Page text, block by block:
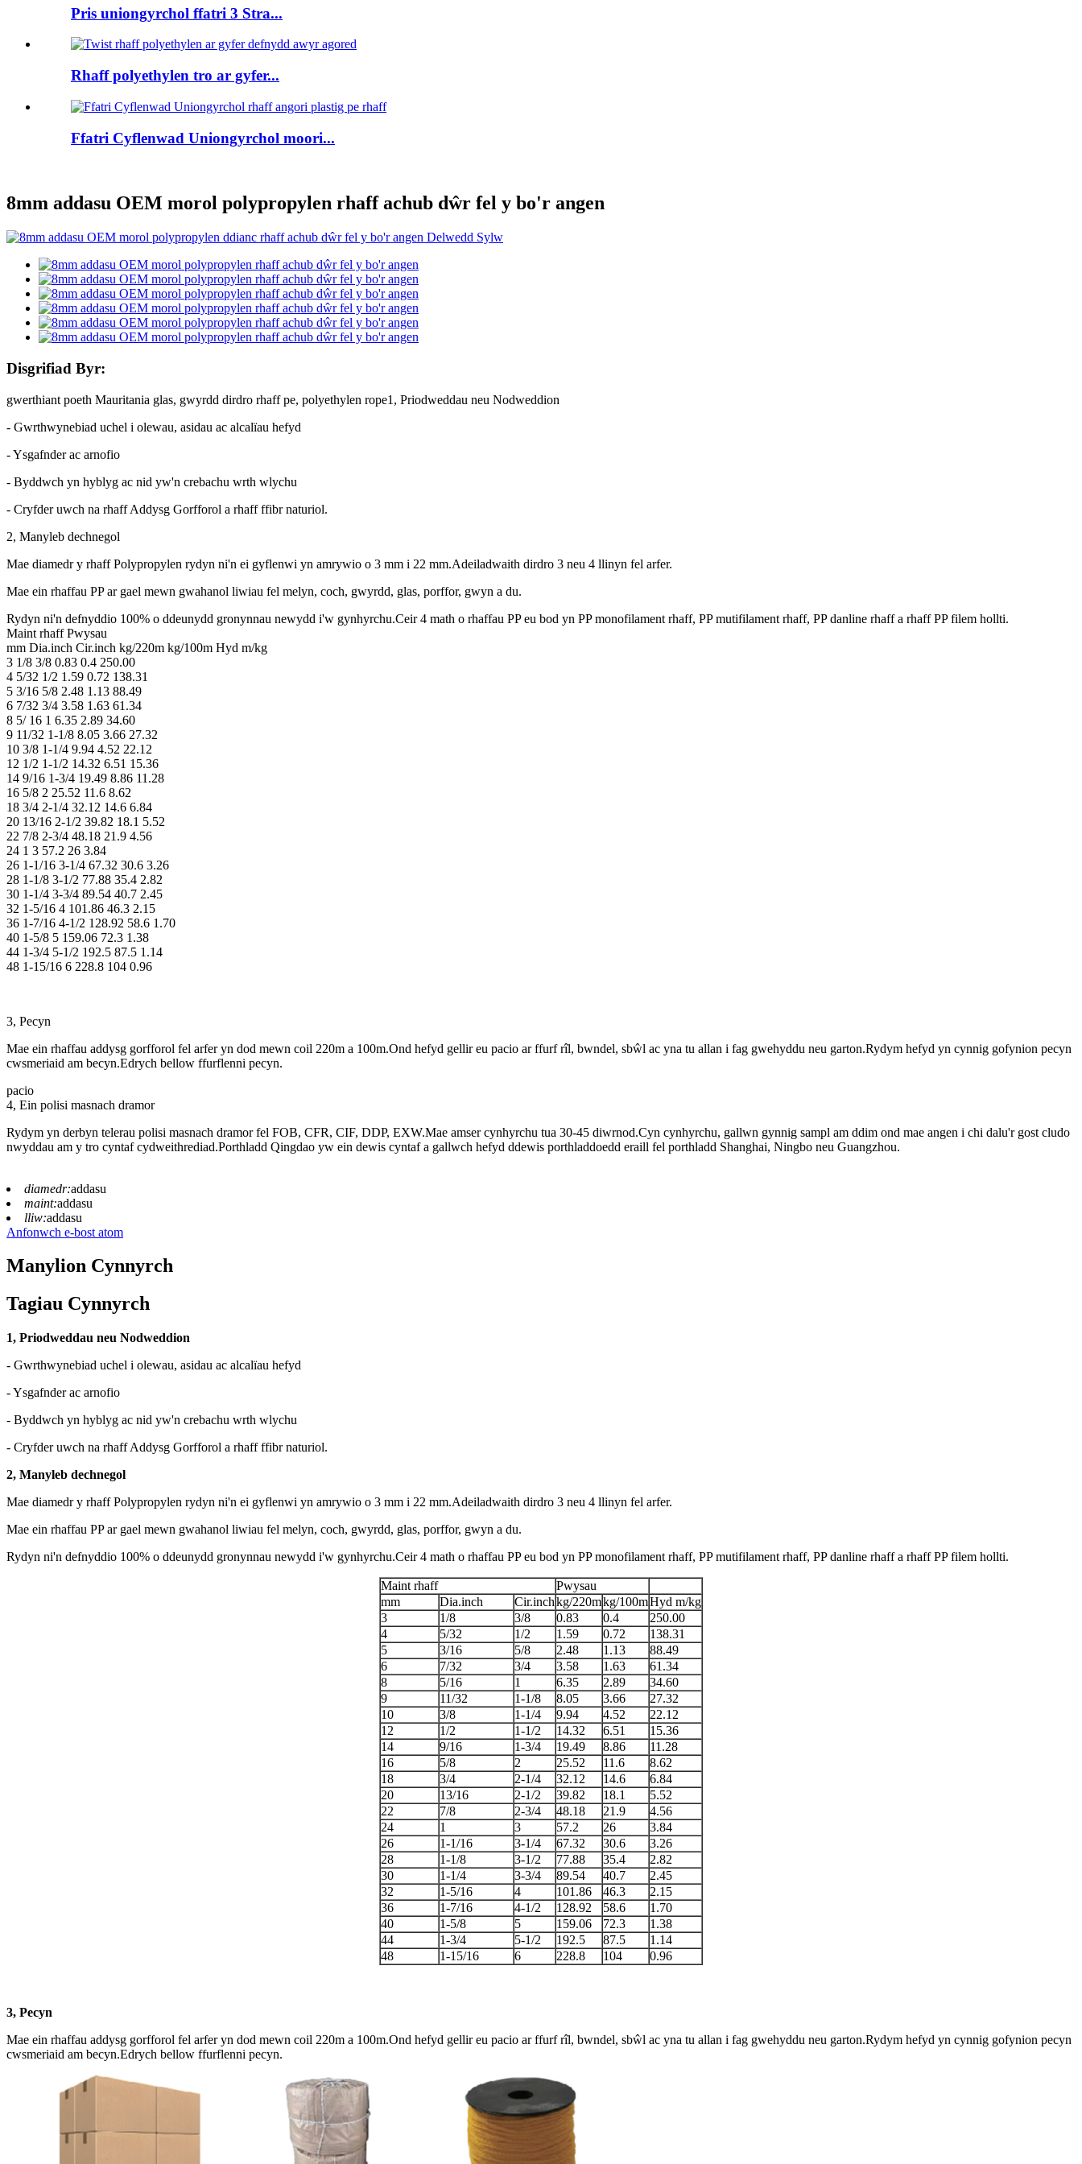
Pris uniongyrchol ffatri 3 Stra...
Rhaff polyethylen tro ar gyfer...
Ffatri Cyflenwad Uniongyrchol moori...
8mm addasu OEM morol polypropylen rhaff achub dŵr fel y bo'r angen
Disgrifiad Byr:
gwerthiant poeth Mauritania glas, gwyrdd dirdro rhaff pe, polyethylen rope1, Priodweddau neu Nodweddion
- Gwrthwynebiad uchel i olewau, asidau ac alcalïau hefyd
- Ysgafnder ac arnofio
- Byddwch yn hyblyg ac nid yw'n crebachu wrth wlychu
- Cryfder uwch na rhaff Addysg Gorfforol a rhaff ffibr naturiol.
2, Manyleb dechnegol
Mae diamedr y rhaff Polypropylen rydyn ni'n ei gyflenwi yn amrywio o 3 mm i 22 mm.Adeiladwaith dirdro 3 neu 4 llinyn fel arfer.
Mae ein rhaffau PP ar gael mewn gwahanol liwiau fel melyn, coch, gwyrdd, glas, porffor, gwyn a du.
Rydyn ni'n defnyddio 100% o ddeunydd gronynnau newydd i'w gynhyrchu.Ceir 4 math o rhaffau PP eu bod yn PP monofilament rhaff, PP mutifilament rhaff, PP danline rhaff a rhaff PP filem hollti.
Maint rhaff Pwysau
mm Dia.inch Cir.inch kg/220m kg/100m Hyd m/kg
3 1/8 3/8 0.83 0.4 250.00
4 5/32 1/2 1.59 0.72 138.31
5 3/16 5/8 2.48 1.13 88.49
6 7/32 3/4 3.58 1.63 61.34
8 5/ 16 1 6.35 2.89 34.60
9 11/32 1-1/8 8.05 3.66 27.32
10 3/8 1-1/4 9.94 4.52 22.12
12 1/2 1-1/2 14.32 6.51 15.36
14 9/16 1-3/4 19.49 8.86 11.28
16 5/8 2 25.52 11.6 8.62
18 3/4 2-1/4 32.12 14.6 6.84
20 13/16 2-1/2 39.82 18.1 5.52
22 7/8 2-3/4 48.18 21.9 4.56
24 1 3 57.2 26 3.84
26 1-1/16 3-1/4 67.32 30.6 3.26
28 1-1/8 3-1/2 77.88 35.4 2.82
30 1-1/4 3-3/4 89.54 40.7 2.45
32 1-5/16 4 101.86 46.3 2.15
36 1-7/16 4-1/2 128.92 58.6 1.70
40 1-5/8 5 159.06 72.3 1.38
44 1-3/4 5-1/2 192.5 87.5 1.14
48 1-15/16 6 228.8 104 0.96
3, Pecyn
Mae ein rhaffau addysg gorfforol fel arfer yn dod mewn coil 220m a 100m.Ond hefyd gellir eu pacio ar ffurf rîl, bwndel, sbŵl ac yna tu allan i fag gwehyddu neu garton.Rydym hefyd yn cynnig gofynion pecyn
cwsmeriaid am becyn.Edrych bellow ffurflenni pecyn.
pacio
4, Ein polisi masnach dramor
Rydym yn derbyn telerau polisi masnach dramor fel FOB, CFR, CIF, DDP, EXW.Mae amser cynhyrchu tua 30-45 diwrnod.Cyn cynhyrchu, gallwn gynnig sampl am ddim ond mae angen i chi dalu'r gost cludo
nwyddau am y tro cyntaf cydweithrediad.Porthladd Qingdao yw ein dewis cyntaf a gallwch hefyd ddewis porthladdoedd eraill fel porthladd Shanghai, Ningbo neu Guangzhou.
diamedr:addasu
maint:addasu
lliw:addasu
Anfonwch e-bost atom
Manylion Cynnyrch
Tagiau Cynnyrch
1, Priodweddau neu Nodweddion
- Gwrthwynebiad uchel i olewau, asidau ac alcalïau hefyd
- Ysgafnder ac arnofio
- Byddwch yn hyblyg ac nid yw'n crebachu wrth wlychu
- Cryfder uwch na rhaff Addysg Gorfforol a rhaff ffibr naturiol.
2, Manyleb dechnegol
Mae diamedr y rhaff Polypropylen rydyn ni'n ei gyflenwi yn amrywio o 3 mm i 22 mm.Adeiladwaith dirdro 3 neu 4 llinyn fel arfer.
Mae ein rhaffau PP ar gael mewn gwahanol liwiau fel melyn, coch, gwyrdd, glas, porffor, gwyn a du.
Rydyn ni'n defnyddio 100% o ddeunydd gronynnau newydd i'w gynhyrchu.Ceir 4 math o rhaffau PP eu bod yn PP monofilament rhaff, PP mutifilament rhaff, PP danline rhaff a rhaff PP filem hollti.
Maint rhaff
Pwysau
mm
Dia.inch Cir.inchkg/220mkg/100mHyd m/kg
3
1/8 3/8 0.83 0.4
250.00
4
5/32 1/2 1.59 0.72
138.31
5
3/16 5/8 2.48 1.13
88.49
6
7/32 3/4 3.58 1.63
61.34
8
5/16 1 6.35 2.89
34.60
9
11/32 1-1/8 8.05 3.66
27.32
10
3/8 1-1/4 9.94 4.52
22.12
12
1/2 1-1/2 14.32 6.51
15.36
14
9/16 1-3/4 19.49 8.86
11.28
16
5/8 2 25.52 11.6
8.62
18
3/4 2-1/4 32.12 14.6
6.84
20
13/16 2-1/2 39.82 18.1
5.52
22
7/8 2-3/4 48.18 21.9
4.56
24
1 3 57.2 26
3.84
26
1-1/16 3-1/4 67.32 30.6
3.26
28
1-1/8 3-1/2 77.88 35.4
2.82
30
1-1/4 3-3/4 89.54 40.7
2.45
32
1-5/16 4 101.86 46.3
2.15
36
1-7/16 4-1/2 128.92 58.6
1.70
40
1-5/8 5 159.06 72.3
1.38
44
1-3/4 5-1/2 192.5 87.5
1.14
48
1-15/16 6 228.8 104 0.96
3, Pecyn
Mae ein rhaffau addysg gorfforol fel arfer yn dod mewn coil 220m a 100m.Ond hefyd gellir eu pacio ar ffurf rîl, bwndel, sbŵl ac yna tu allan i fag gwehyddu neu garton.Rydym hefyd yn cynnig gofynion pecyn
cwsmeriaid am becyn.Edrych bellow ffurflenni pecyn.